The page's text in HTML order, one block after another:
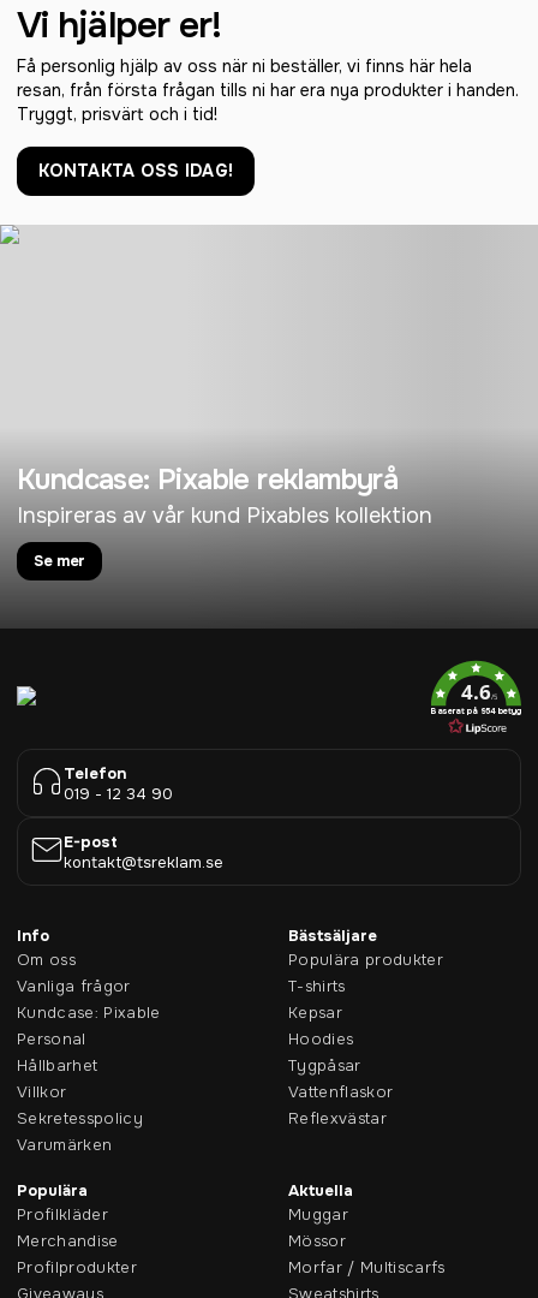
Vi hjälper er!
Få personlig hjälp av oss när ni beställer, vi finns här hela
resan, från första frågan tills ni har era nya produkter i handen.
Tryggt, prisvärt och i tid!
KONTAKTA OSS IDAG!
Kundcase: Pixable reklambyrå
Inspireras av vår kund Pixables kollektion
Se mer
4.6/5
Baserat på 954 betyg
Telefon
019 - 12 34 90
E-post
kontakt@tsreklam.se
Info
Om oss
Vanliga frågor
Kundcase: Pixable
Personal
Hållbarhet
Villkor
Sekretesspolicy
Varumärken
Bästsäljare
Populära produkter
T-shirts
Kepsar
Hoodies
Tygpåsar
Vattenflaskor
Reflexvästar
Populära
Profilkläder
Merchandise
Profilprodukter
Giveaways
Aktuella
Muggar
Mössor
Morfar / Multiscarfs
Sweatshirts